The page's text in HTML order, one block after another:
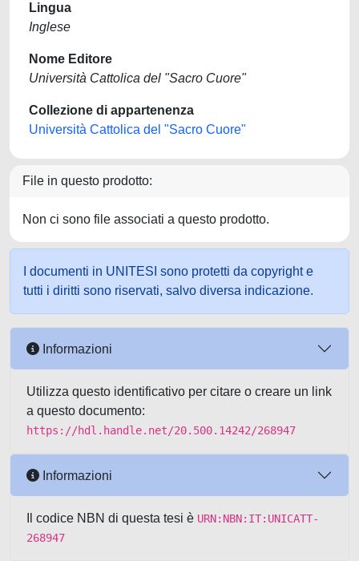
Lingua
Inglese
Nome Editore
Università Cattolica del "Sacro Cuore"
Collezione di appartenenza
Università Cattolica del "Sacro Cuore"
File in questo prodotto:
Non ci sono file associati a questo prodotto.
I documenti in UNITESI sono protetti da copyright e
tutti i diritti sono riservati, salvo diversa indicazione.
Informazioni
Utilizza questo identificativo per citare o creare un link
a questo documento:
https://hdl.handle.net/20.500.14242/268947
Informazioni
Il codice NBN di questa tesi è URN:NBN:IT:UNICATT-
268947